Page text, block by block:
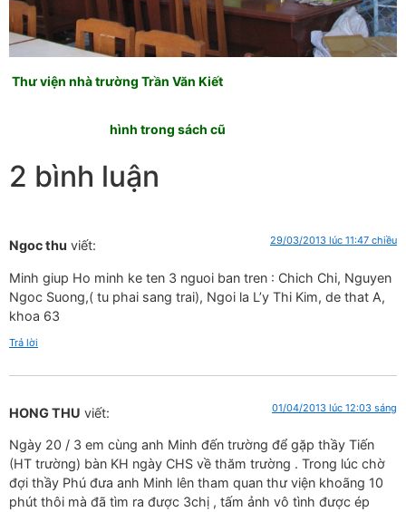
Thư viện nhà trường Trần Văn Kiết
hình trong sách cũ
2 bình luận
Ngoc thu viết: 29/03/2013 lúc 11:47 chiều
Minh giup Ho minh ke ten 3 nguoi ban tren : Chich Chi, Nguyen
Ngoc Suong,( tu phai sang trai), Ngoi la L’y Thi Kim, de that A,
khoa 63
Trả lời
HONG THU viết: 01/04/2013 lúc 12:03 sáng
Ngày 20 / 3 em cùng anh Minh đến trường để gặp thầy Tiến
(HT trường) bàn KH ngày CHS về thăm trường . Trong lúc chờ
đợi thầy Phú đưa anh Minh lên tham quan thư viện khoãng 10
phút thôi mà đã tìm ra được 3chị , tấm ảnh vô tình được ép